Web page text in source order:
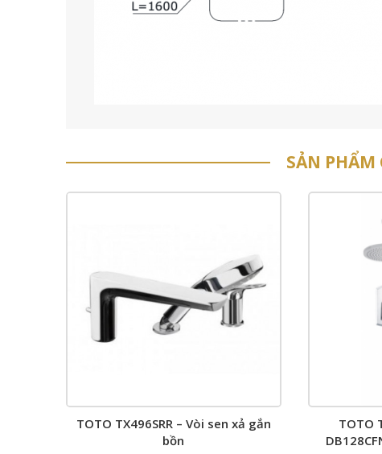
SẢN PHẨM
TOTO TX496SRR – Vòi sen xả gắn
bồn
TOTO